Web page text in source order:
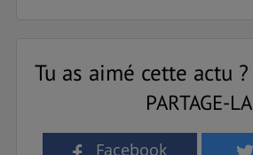
Tu as aimé cette actu ?
PARTAGE-LA
Facebook